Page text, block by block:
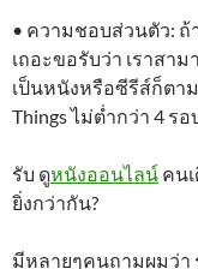
• ความชอบส่วนตัว: ถ้
เถอะขอรับว่า เราสา
เป็นหนังหรือซีรีส์ก็ตาม
Things ไม่ต่ำกว่า 4 ร
รับ ดูหนังออนไลน์ คน
ยิ่งกว่ากัน?
มีหลายๆคนถามผมว่า